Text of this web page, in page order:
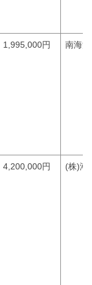
1,995,000円 南海
4,200,000円 (株)潮